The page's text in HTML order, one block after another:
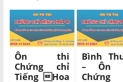
Ôn thi
Chứng chỉ
Tiếng Hoa
Bình
– Ôn
Chứng